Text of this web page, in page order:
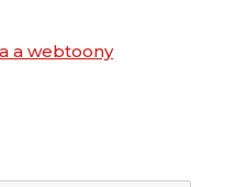
a webtoony